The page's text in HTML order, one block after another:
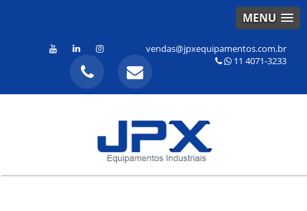
MENU
vendas@jpxequipamentos.com.br
11 4071-3233